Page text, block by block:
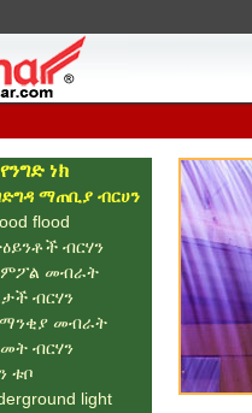
ነክ
ማጠቢያ ብርሀን
flood
ብርሃን
መብራት
ብርሃን
መብራት
ብርሃን
ቱቦ
light